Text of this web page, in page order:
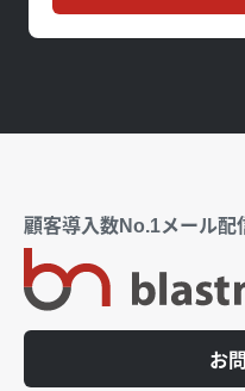
顧客導入数No.1メール配
お